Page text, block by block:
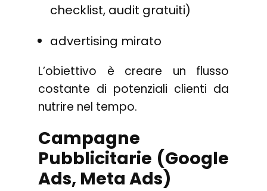
checklist, audit gratuiti)
advertising mirato
L’obiettivo è creare un flusso
costante di potenziali clienti da
nutrire nel tempo.
Campagne
Pubblicitarie (Google
Ads, Meta Ads)